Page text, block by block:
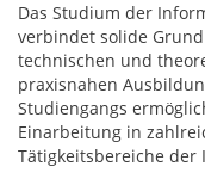
Das Studium der
verbindet solide
technischen und
praxisnahen
Studiengangs
Einarbeitung in
Tätigkeitsbereiche der